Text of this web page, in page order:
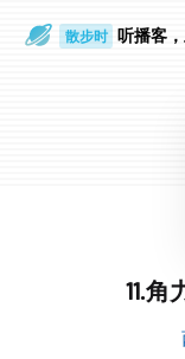
散步时 听播客
11.